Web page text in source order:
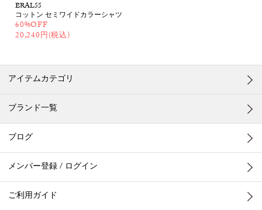
ERAL55
コットン セミワイドカラーシャツ
60%OFF
20,240円(税込)
アイテムカテゴリ
ブランド一覧
ブログ
メンバー登録 / ログイン
ご利用ガイド